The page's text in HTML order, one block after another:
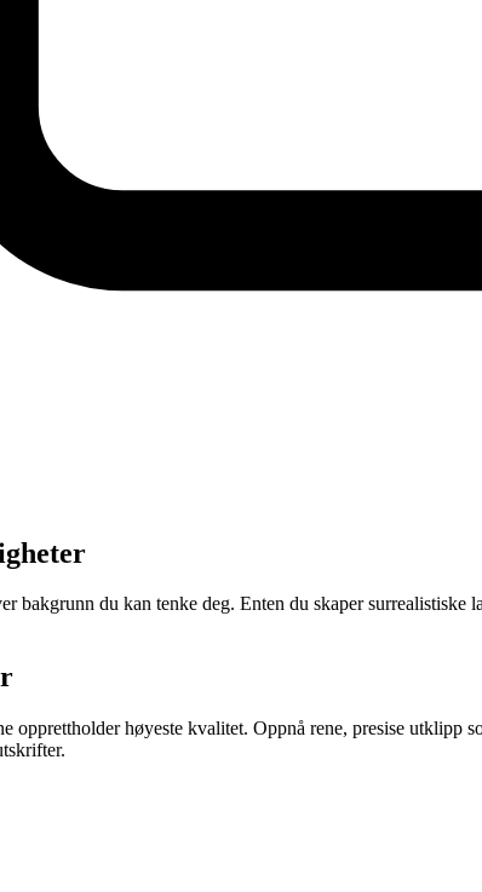
bakgrunn du kan tenke deg. Enten du skaper
opprettholder høyeste kvalitet. Oppnå rene, presise utklipp